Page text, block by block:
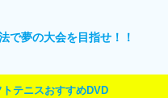
で夢の大会を目指せ！！
テニスおすすめDVD